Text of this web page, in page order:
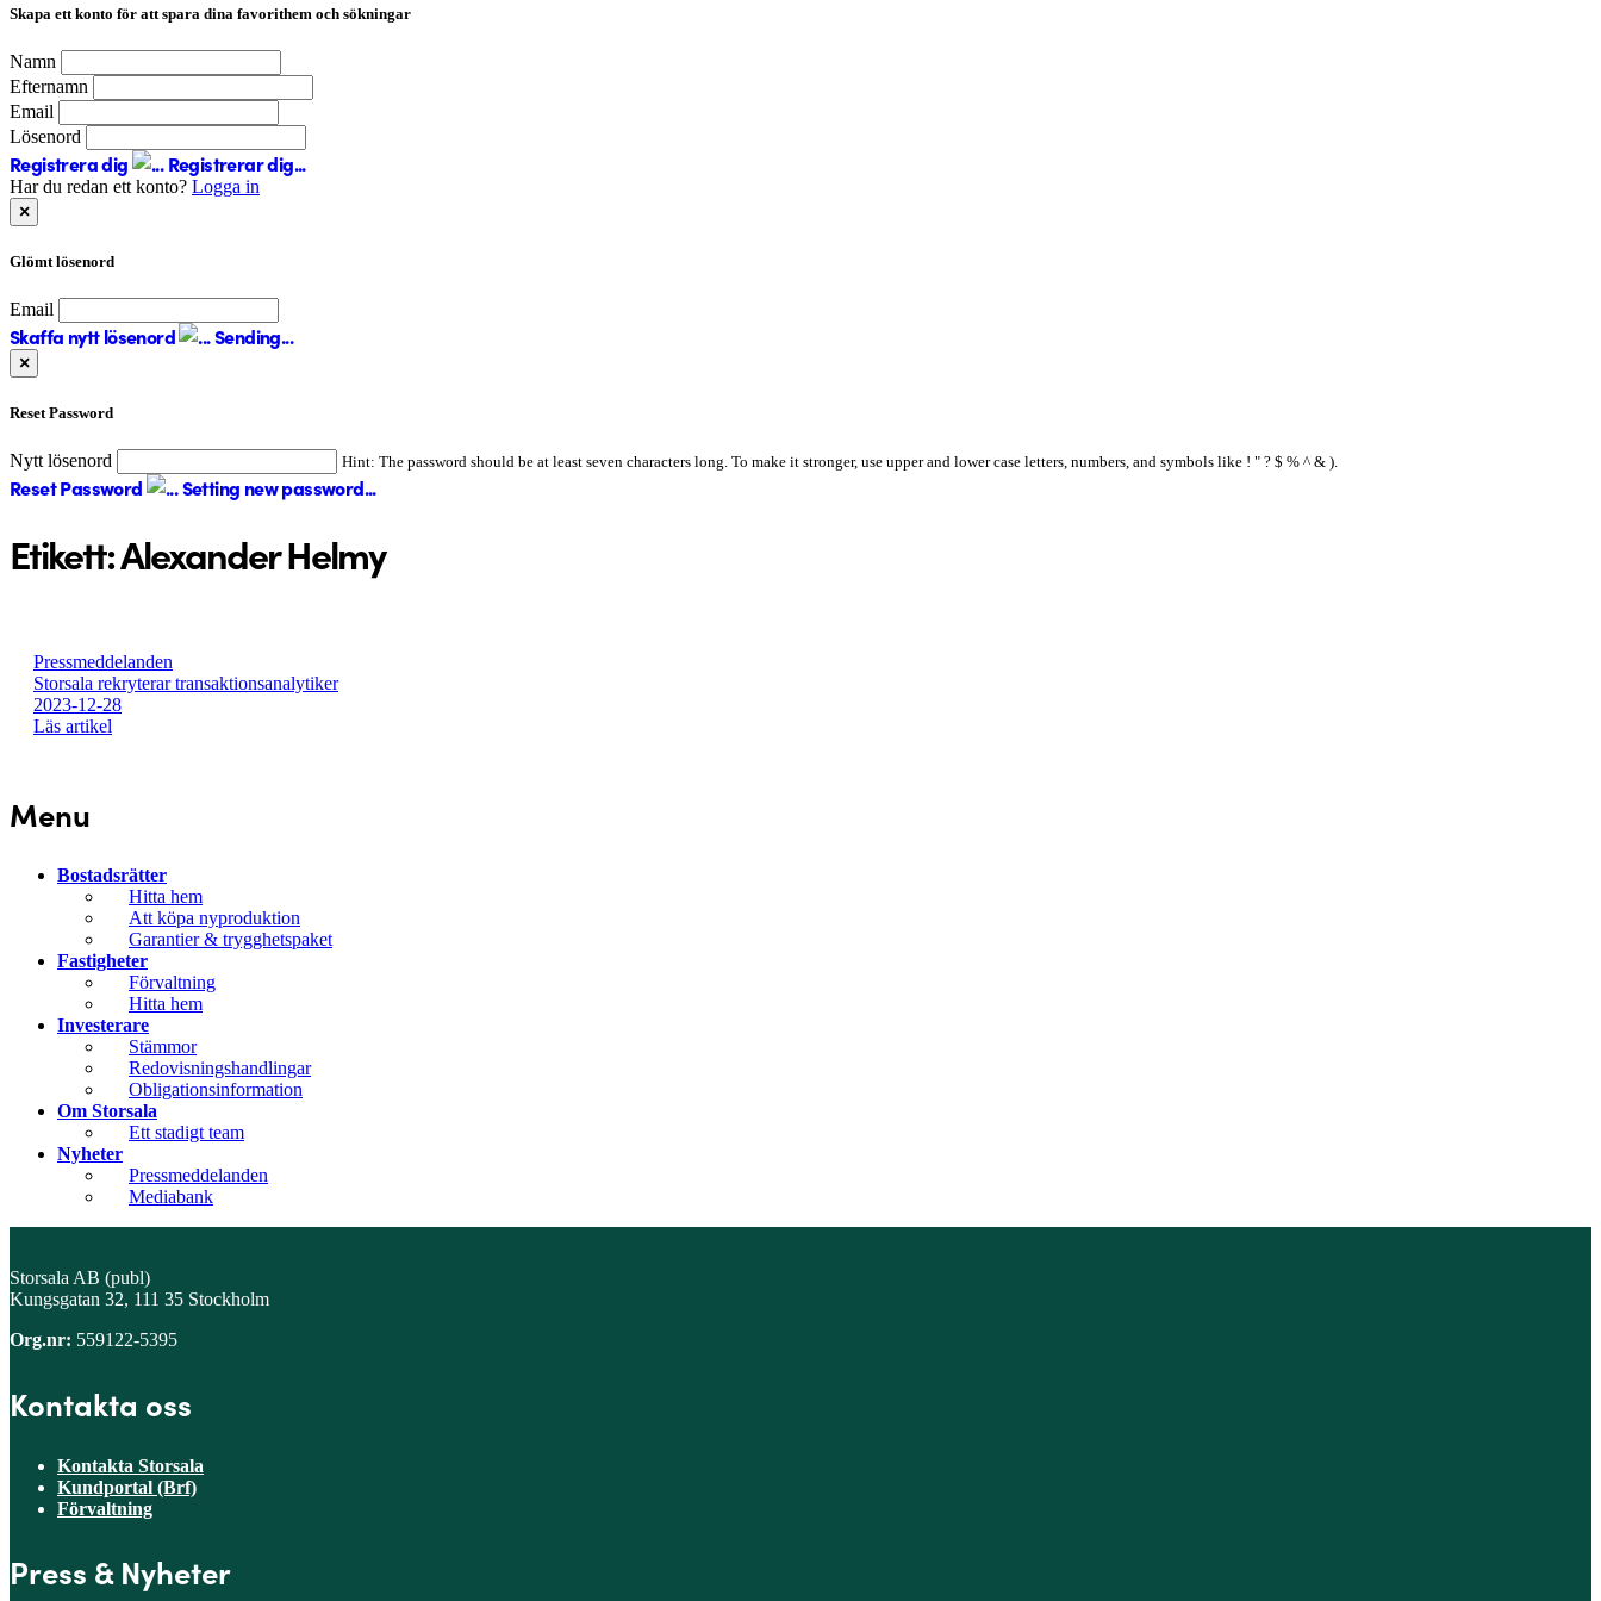
Skapa ett konto för att spara dina favorithem och sökningar
Namn
Efternamn
Email
Lösenord
Registrera dig Registrerar dig...
Har du redan ett konto? Logga in
×
Glömt lösenord
Email
Skaffa nytt lösenord Sending...
×
Reset Password
Nytt lösenord Hint: The password should be at least seven characters long. To make it stronger, use upper and lower case letters, numbers, and symbols like ! " ? $ % ^ & ).
Reset Password Setting new password...
Etikett:Alexander Helmy
Pressmeddelanden
Storsala rekryterar transaktionsanalytiker
2023-12-28
Läs artikel
Menu
Bostadsrätter
Hitta hem
Att köpa nyproduktion
Garantier & trygghetspaket
Fastigheter
Förvaltning
Hitta hem
Investerare
Stämmor
Redovisningshandlingar
Obligationsinformation
Om Storsala
Ett stadigt team
Nyheter
Pressmeddelanden
Mediabank
Storsala AB (publ)
Kungsgatan 32, 111 35 Stockholm
Org.nr: 559122-5395
Kontakta oss
Kontakta Storsala
Kundportal (Brf)
Förvaltning
Press & Nyheter